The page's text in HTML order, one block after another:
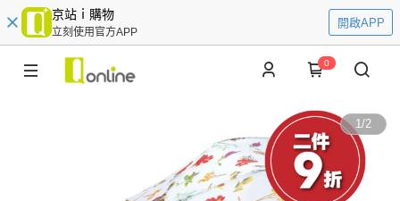
京站ｉ購物
立刻使用官方APP
開啟APP
0
1/2